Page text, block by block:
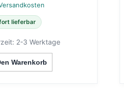
lieferbar
2-3 Werktage
Warenkorb